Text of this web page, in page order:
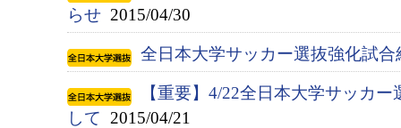
らせ 2015/04/30
全日本大学サッカー選抜強化試
【重要】4/22全日本大学サッカ
して 2015/04/21